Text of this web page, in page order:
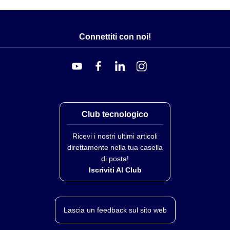
Connettiti con noi!
Club tecnologico
Ricevi i nostri ultimi articoli
direttamente nella tua casella
di posta!
Iscriviti Al Club
Lascia un feedback sul sito web